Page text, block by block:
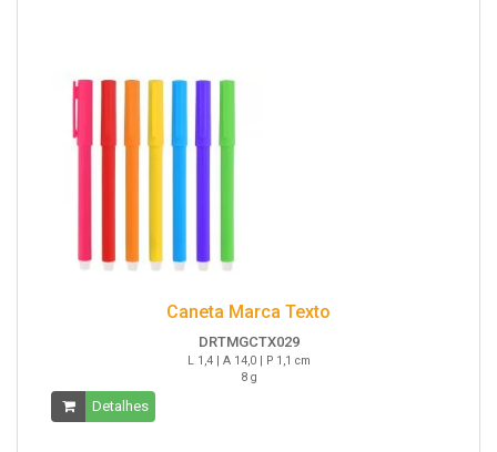
Caneta Marca Texto
DRTMGCTX029
L 1,4 | A 14,0 | P 1,1 cm
8 g
Detalhes